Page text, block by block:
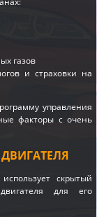
газов
и страховки на
управления
факторы с очень
скрытый
для его